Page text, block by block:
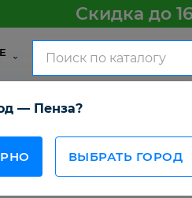
Скидка до
— Пенза?
ВЫБРАТЬ ГОРОД
О КОМПАНИИ КАК
Диск тормозной передний ВАЗ